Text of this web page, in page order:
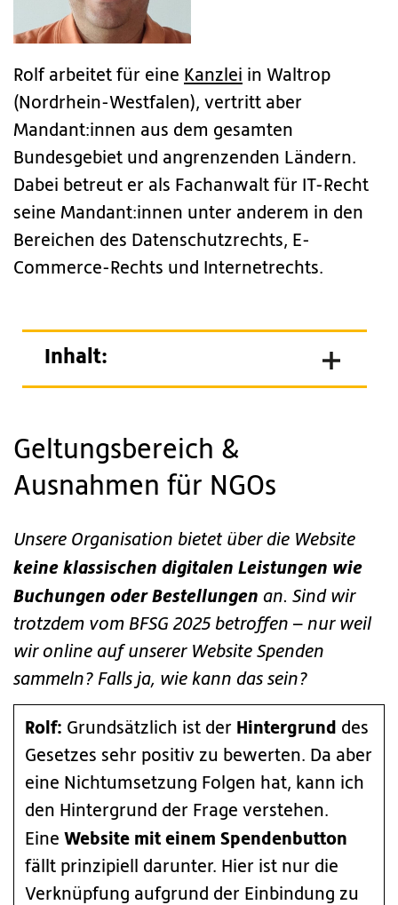
Rolf arbeitet für eine Kanzlei in Waltrop
(Nordrhein-Westfalen), vertritt aber
Mandant:innen aus dem gesamten
Bundesgebiet und angrenzenden Ländern.
Dabei betreut er als Fachanwalt für IT-Recht
seine Mandant:innen unter anderem in den
Bereichen des Datenschutzrechts, E-
Commerce-Rechts und Internetrechts.
Inhalt:
Geltungsbereich &
Ausnahmen für NGOs
Unsere Organisation bietet über die Website
keine klassischen digitalen Leistungen wie
Buchungen oder Bestellungen an. Sind wir
trotzdem vom BFSG 2025 betroffen – nur weil
wir online auf unserer Website Spenden
sammeln? Falls ja, wie kann das sein?
Rolf: Grundsätzlich ist der Hintergrund des
Gesetzes sehr positiv zu bewerten. Da aber
eine Nichtumsetzung Folgen hat, kann ich
den Hintergrund der Frage verstehen.
Eine Website mit einem Spendenbutton
fällt prinzipiell darunter. Hier ist nur die
Verknüpfung aufgrund der Einbindung zu